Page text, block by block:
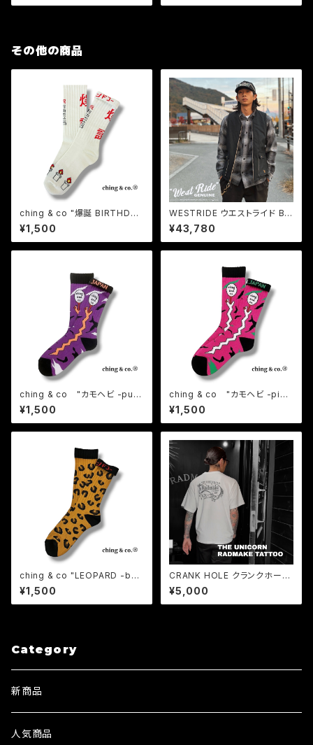
その他の商品
ching & co "爆誕 BIRTHDA
Y" Socks チンアンドコー
¥1,500
WESTRIDE ウエストライド BL
ANCHESTER RV VEST リバ
ーシブルベスト ダックベスト メ
ンズ
¥43,780
ching & co "カモヘビ -purp
le-" Socks チンアンドコー
¥1,500
ching & co "カモヘビ -pink
-" Socks チンアンドコー
¥1,500
ching & co "LEOPARD -bei
ge- " Socks チンアンドコー
¥1,500
CRANK HOLE クランクホール
/ RADMAKE TATTOO 半袖T
シャツ「ユニコーン」
¥5,000
Category
新商品
人気商品